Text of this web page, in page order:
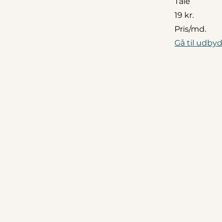
19 kr.
Pris/md.
Gå til